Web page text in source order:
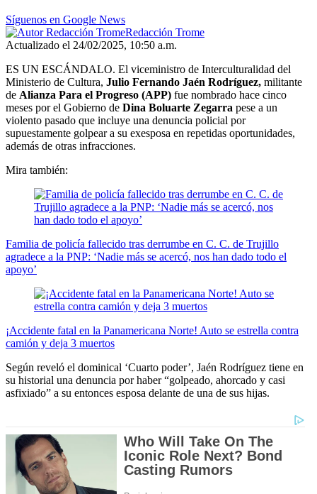
37
seconds
Síguenos en Google News
Redacción Trome
Actualizado el 24/02/2025, 10:50 a.m.
ES UN ESCÁNDALO. El viceministro de Interculturalidad del
Ministerio de Cultura, Julio Fernando Jaén Rodríguez, militante
de Alianza Para el Progreso (APP) fue nombrado hace cinco
meses por el Gobierno de Dina Boluarte Zegarra pese a un
violento pasado que incluye una denuncia policial por
supuestamente golpear a su exesposa en repetidas oportunidades,
además de otras infracciones.
Mira también:
Familia de policía fallecido tras derrumbe en C. C. de Trujillo
agradece a la PNP: ‘Nadie más se acercó, nos han dado todo el
apoyo’
¡Accidente fatal en la Panamericana Norte! Auto se estrella contra
camión y deja 3 muertos
Según reveló el dominical ‘Cuarto poder’, Jaén Rodríguez tiene en
su historial una denuncia por haber “golpeado, ahorcado y casi
asfixiado” a su entonces esposa delante de una de sus hijas.